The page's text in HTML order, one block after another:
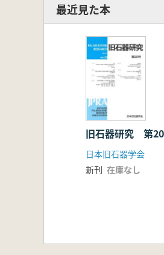
最近見た本
旧石器研究 第
日本旧石器学会
新刊 在庫なし